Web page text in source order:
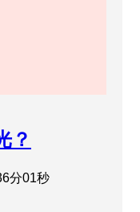
？
分01秒